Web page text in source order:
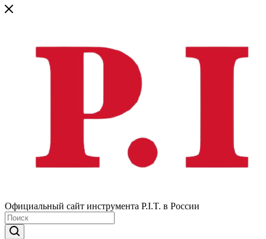
Официальный сайт инструмента P.I.T. в России